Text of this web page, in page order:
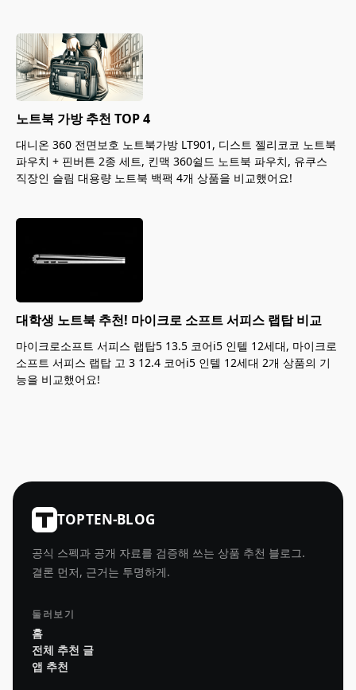
노트북 가방 추천 TOP 4
대니온 360 전면보호 노트북가방 LT901, 디스트 젤리코코 노트북
파우치 + 핀버튼 2종 세트, 킨맥 360쉴드 노트북 파우치, 유쿠스
직장인 슬림 대용량 노트북 백팩 4개 상품을 비교했어요!
대학생 노트북 추천! 마이크로 소프트 서피스 랩탑 비교
마이크로소프트 서피스 랩탑5 13.5 코어i5 인텔 12세대, 마이크로
소프트 서피스 랩탑 고 3 12.4 코어i5 인텔 12세대 2개 상품의 기
능을 비교했어요!
TOPTEN-BLOG
공식 스펙과 공개 자료를 검증해 쓰는 상품 추천 블로그.
결론 먼저, 근거는 투명하게.
둘러보기
홈
전체 추천 글
앱 추천